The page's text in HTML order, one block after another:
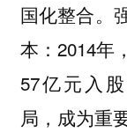
国化整合。
本：2014年
57亿元入
局，成为重